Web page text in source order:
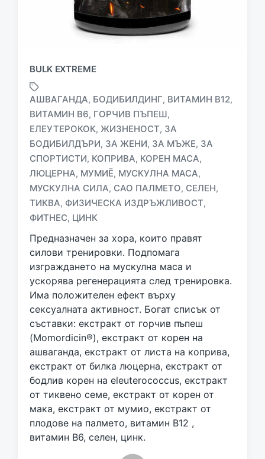
BULK EXTREME
T
a
g
e
d
w
t
h
АШВАГАНДА, БОДИБИЛДИНГ, ВИТАМИН B12,
ВИТАМИН В6, ГОРЧИВ ПЪПЕШ,
ЕЛЕУТЕРОКОК, ЖИЗНЕНОСТ, ЗА
БОДИБИЛДЪРИ, ЗА ЖЕНИ, ЗА МЪЖЕ, ЗА
СПОРТИСТИ, КОПРИВА, КОРЕН MACA,
ЛЮЦЕРНА, МУМИЁ, МУСКУЛНА МАСА,
МУСКУЛНА СИЛА, САО ПАЛМЕТО, СЕЛЕН,
ТИКВА, ФИЗИЧЕСКА ИЗДРЪЖЛИВОСТ,
ФИТНЕС, ЦИНК
Предназначен за хора, които правят
силови тренировки. Подпомага
изграждането на мускулна маса и
ускорява регенерацията след тренировка.
Има положителен ефект върху
сексуалната активност. Богат списък от
съставки: екстракт от горчив пъпеш
(Momordicin®), екстракт от корен на
ашваганда, екстракт от листа на коприва,
екстракт от билка люцерна, екстракт от
бодлив корен на eleuterococcus, екстракт
от тиквено семе, екстракт от корен от
мака, екстракт от мумио, екстракт от
плодове на палмето, витамин В12 ,
витамин В6, селен, цинк.